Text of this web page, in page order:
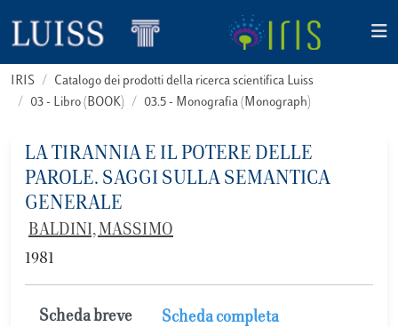
IRIS
Catalogo dei prodotti della ricerca scientifica Luiss
03 - Libro (BOOK)
03.5 - Monografia (Monograph)
LA TIRANNIA E IL POTERE DELLE
PAROLE. SAGGI SULLA SEMANTICA
GENERALE
BALDINI, MASSIMO
1981
Scheda breve Scheda completa